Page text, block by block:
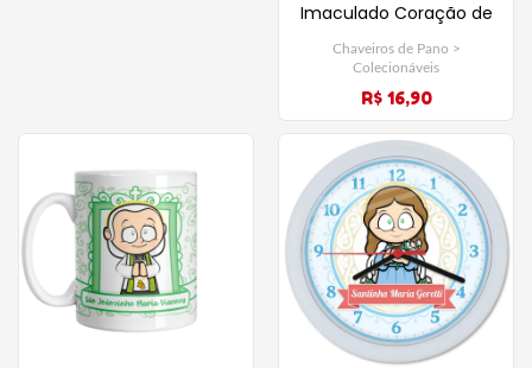
Imaculado Coração de
Maria
Chaveiros de Pano >
Colecionáveis
R$ 16,90